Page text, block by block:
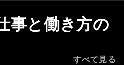
事と働き方の
すべて見る